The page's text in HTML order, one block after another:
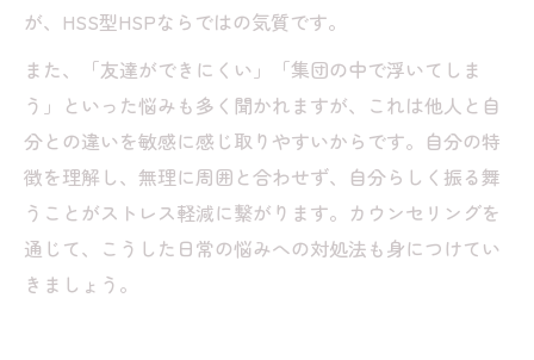
が、HSS型HSPならではの気質です。
また、「友達ができにくい」「集団の中で浮いてしま
う」といった悩みも多く聞かれますが、これは他人と自
分との違いを敏感に感じ取りやすいからです。自分の特
徴を理解し、無理に周囲と合わせず、自分らしく振る舞
うことがストレス軽減に繋がります。カウンセリングを
通じて、こうした日常の悩みへの対処法も身につけてい
きましょう。